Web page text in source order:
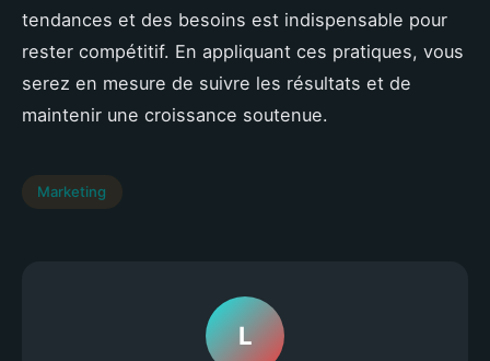
tendances et des besoins est indispensable pour
rester compétitif. En appliquant ces pratiques, vous
serez en mesure de suivre les résultats et de
maintenir une croissance soutenue.
Marketing
L